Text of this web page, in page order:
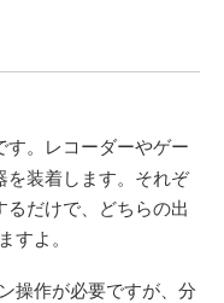
す。レコーダーやゲー
を装着します。それぞ
だけで、どちらの出
よ。
操作が必要ですが、分